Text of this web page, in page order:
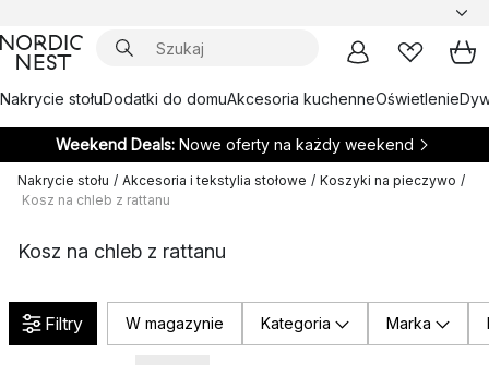
Nakrycie stołuDodatki do domuAkcesoria kuchenneOświetlenie
Weekend Deals: Nowe oferty na każdy weekend
Nakrycie stołu / Akcesoria i tekstylia stołowe / Koszyki na pieczywo /
Kosz na chleb z rattanu
Kosz na chleb z rattanu
Filtry W magazynie Kategoria Marka